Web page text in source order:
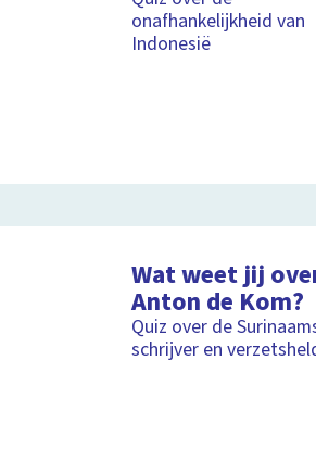
onafhankelijkheid van
Indonesië
Wat weet jij
Anton de Kom?
Quiz over de
schrijver en